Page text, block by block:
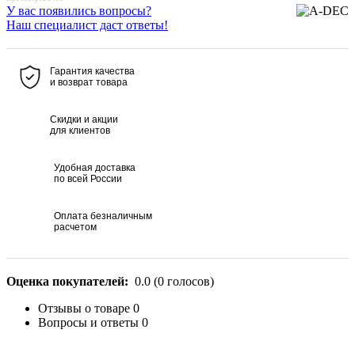
У вас появились вопросы?
Наш специалист даст ответы!
Гарантия качества
и возврат товара
Скидки и акции
для клиентов
Удобная доставка
по всей России
Оплата безналичным
расчетом
Оценка покупателей: 0.0 (0 голосов)
Отзывы о товаре 0
Вопросы и ответы 0